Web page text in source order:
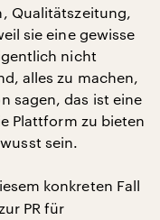
Qualitätszeitung,
sie eine gewisse
nicht
alles zu machen,
sagen, das ist eine
Plattform zu bieten
sein.
konkreten Fall
PR für